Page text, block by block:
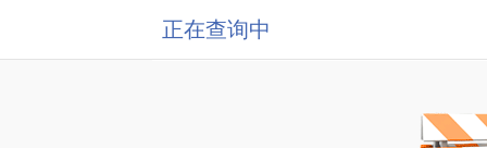
正在查询中